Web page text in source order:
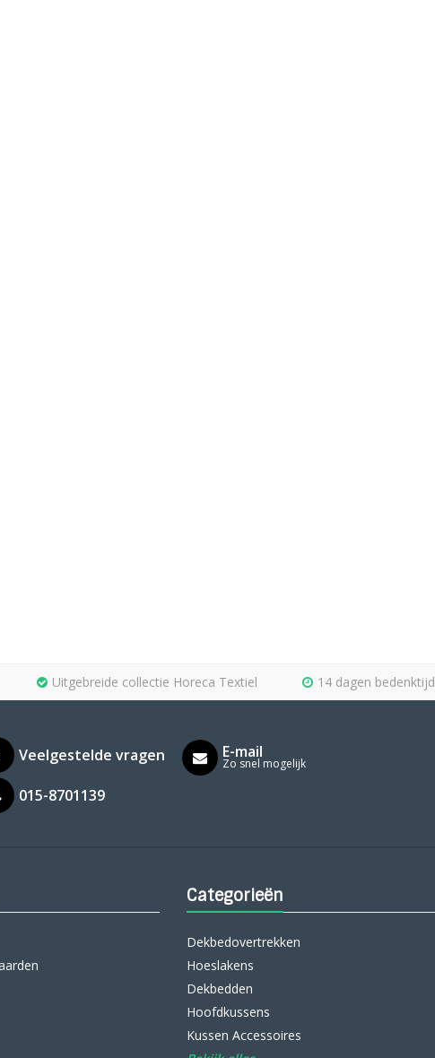
Uitgebreide collectie Horeca Textiel 14 dagen bedenktijd
Veelgestelde vragen
015-8701139
E-mail
Zo snel mogelijk
Categorieën
Dekbedovertrekken
Hoeslakens
Dekbedden
Hoofdkussens
Kussen Accessoires